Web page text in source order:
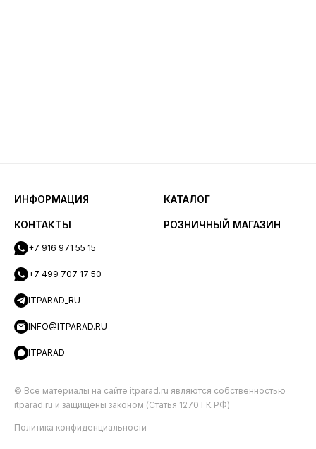
ИНФОРМАЦИЯ КАТАЛОГ
КОНТАКТЫ
+7 916 971 55 15
+7 499 707 17 50
ITPARAD_RU
INFO@ITPARAD.RU
ITPARAD
РОЗНИЧНЫЙ МАГАЗИН
© Все материалы на сайте itparad.ru являются собственностью
itparad.ru и защищены законом (Статья 1270 ГК РФ)
Политика конфиденциальности